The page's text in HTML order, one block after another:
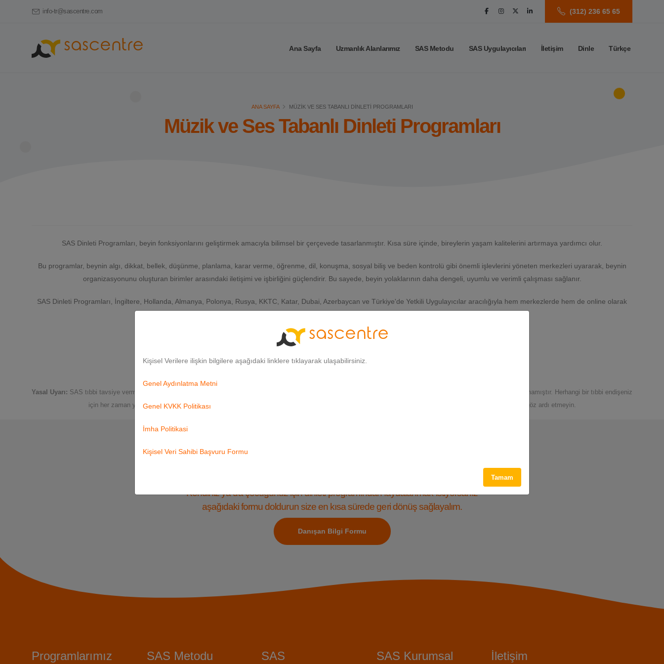
info-tr@sascentre.com (312) 236 65 65
Ana Sayfa Uzmanlık Alanlarımız SAS Metodu SAS Uygulayıcıları İletişim Dinle Türkçe
ANA SAYFA MÜZIK VE SES TABANLI DINLETI PROGRAMLARI
Müzik ve Ses Tabanlı Dinleti Programları
SAS Dinleti Programları, beyin fonksiyonlarını geliştirmek amacıyla bilimsel bir çerçevede tasarlanmıştır. Kısa süre içinde, bireylerin yaşam kalitelerini artırmaya yardımcı olur.
Bu programlar, beynin algı, dikkat, bellek, düşünme, planlama, karar verme, öğrenme, dil, konuşma, sosyal biliş ve beden kontrolü gibi önemli işlevlerini yöneten merkezleri uyararak, beynin
organizasyonunu oluşturan birimler arasındaki iletişimi ve işbirliğini güçlendirir. Bu sayede, beyin yolaklarının daha dengeli, uyumlu ve verimli çalışması sağlanır.
SAS Dinleti Programları, İngiltere, Hollanda, Almanya, Polonya, Rusya, KKTC, Katar, Dubai, Azerbaycan ve Türkiye'de Yetkili Uygulayıcılar aracılığıyla hem merkezlerde hem de online olarak
Yasal Uyarı: SAS tıbbi tavsiye vermez. Tüm içerik yalnızca genel bilgilendirme ve kullanım amaçlıdır; profesyonel tıbbi tavsiye, teşhis veya tedavinin yerini alması amaçlanmamıştır. Herhangi bir tıbbi endişeniz
için her zaman yetkili bir hekimden veya sağlık uzmanından tavsiye alın ve tarafımızca sağlanan herhangi bir bilgi nedeniyle profesyonel tıbbi tavsiyeleri göz ardı etmeyin.
SAS Dinleti Programından Faydalanmak
Kendiniz ya da çocuğunuz için dinleti programından faydalanmak istiyorsanız
aşağıdaki formu doldurun size en kısa sürede geri dönüş sağlayalım.
Danışan Bilgi Formu
Programlarımız SAS Metodu SAS SAS Kurumsal İletişim
Kişisel Verilere ilişkin bilgilere aşağıdaki linklere tıklayarak ulaşabilirsiniz.
Genel Aydınlatma Metni
Genel KVKK Politikası
İmha Politikasi
Kişisel Veri Sahibi Başvuru Formu
Tamam